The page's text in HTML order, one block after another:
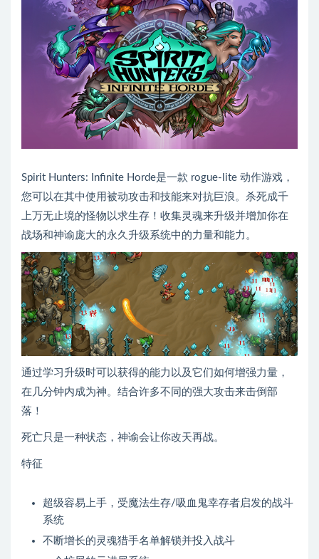
Spirit Hunters: Infinite Horde是一款 rogue-lite 动作游戏，
您可以在其中使用被动攻击和技能来对抗巨浪。杀死成千
上万无止境的怪物以求生存！收集灵魂来升级并增加你在
战场和神谕庞大的永久升级系统中的力量和能力。
通过学习升级时可以获得的能力以及它们如何增强力量，
在几分钟内成为神。结合许多不同的强大攻击来击倒部
落！
死亡只是一种状态，神谕会让你改天再战。
特征
超级容易上手，受魔法生存/吸血鬼幸存者启发的战斗
系统
不断增长的灵魂猎手名单解锁并投入战斗